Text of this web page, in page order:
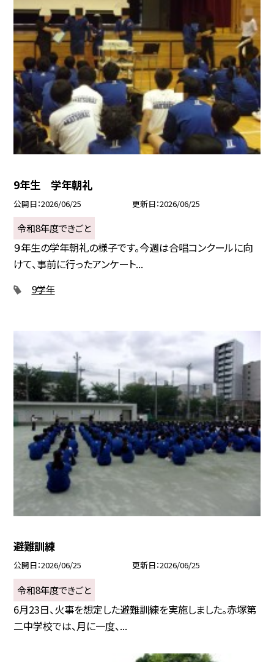
9年生 学年朝礼
公開日 2026/06/25 更新日 2026/06/25
令和8年度できごと
９年生の学年朝礼の様子です。今週は合唱コンクールに向
けて、事前に行ったアンケート...
9学年
避難訓練
公開日 2026/06/25 更新日 2026/06/25
令和8年度できごと
6月23日、火事を想定した避難訓練を実施しました。赤塚第
二中学校では、月に一度、...